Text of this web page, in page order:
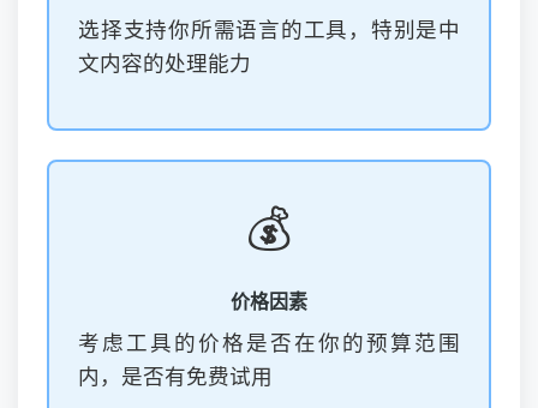
选择支持你所需语言的工具，特别是中
文内容的处理能力
💰
价格因素
考虑工具的价格是否在你的预算范围
内，是否有免费试用